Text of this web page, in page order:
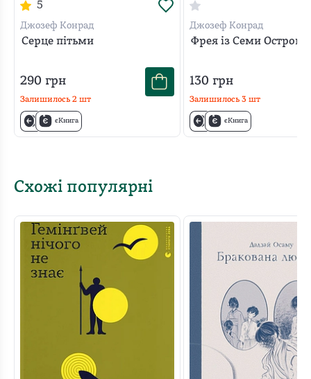
5
Джозеф Конрад
Серце пітьми
290 грн
Залишилось 2 шт
єКнига
Джозеф Конрад
Фрея із Семи Островів
130грн
Залишилось 3шт
єКнига
Схожі популярні